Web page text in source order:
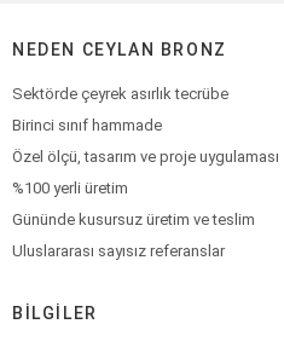
NEDEN CEYLAN BRONZ
Sektörde çeyrek asırlık tecrübe
Birinci sınıf hammade
Özel ölçü, tasarım ve proje uygulaması
%100 yerli üretim
Gününde kusursuz üretim ve teslim
Uluslararası sayısız referanslar
BILGILER